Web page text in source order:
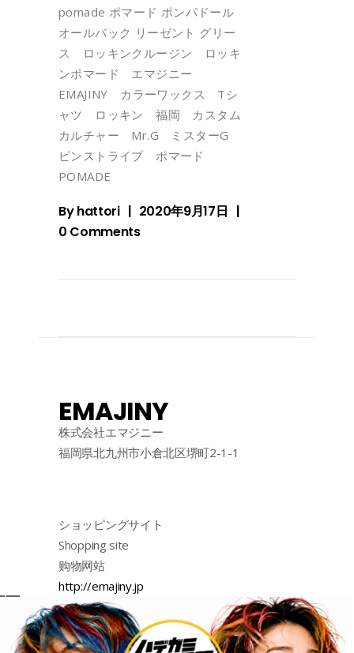
pomade ポマード ポンパドール
オールバック リーゼント グリー
ス ロッキンクルージン ロッキ
ンポマード エマジニー
EMAJINY カラーワックス Tシ
ャツ ロッキン 福岡 カスタム
カルチャー Mr.G ミスターG
ピンストライプ ポマード
POMADE
Byhattori
2020年9月17日
0 Comments
EMAJINY
株式会社エマジニー
福岡県北九州市小倉北区堺町2-1-1
ショッピングサイト
Shopping site
购物网站
http://emajiny.jp